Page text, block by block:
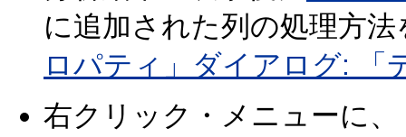
に追加された列の処理方
ロパティ」ダイアログ: 「
右クリック・メニューに、